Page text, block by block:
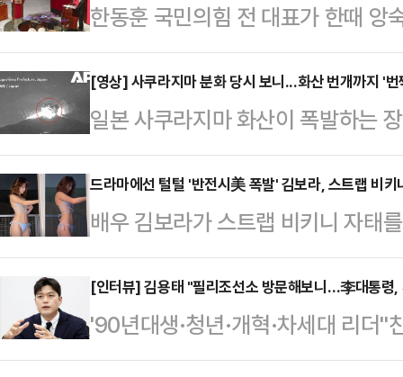
한동훈 국민의힘 전 대표가 한때 앙
개 토론을 펼칠 전망이다. 한 전 대
시절 법무부 장관을 지낸 인물로,
때때로 유쾌한 장면을 연출해 화제
"오늘 아침 방송에서 박범계 전 법
내 토론 제의에 응하겠다고 했다"
미애, 조국)과 다르시다"고 평가했
연해 '…
[영상] 사쿠라지마 분화 당시 보니...화산 번개까지 '번
일본 사쿠라지마 화산이 폭발하는
간) 재팬타임스 등 현지 언론은 "이
서 화산재와 연기가 최대 4400m
일본 기상청은 "대형 분화로 인해
화산재가 떨어질 수 있다"고 경보
하면서 거대한 화산재가 하늘로 솟
번쩍이는 모습까지 담겼다. 또 다른
는 주황색 불꽃이 포착…
드라마에선 털털 '반전시美 폭발' 김보라, 스트랩 비키
배우 김보라가 스트랩 비키니 자태
어(SNS)에 비키니를 입고 찍은 사
스트랩 비키니를 입고 거울을 쳐다
잘록한 허리 라인을 자랑해 시선을
아역으로 데뷔한 후 꾸준히 배우 활
[인터뷰] 김용태 "필리조선소 방문해보니…李대통령,
'90년대생·청년·개혁·차세대 리더''
힘에서 당 주류인 친윤계를 '기득권